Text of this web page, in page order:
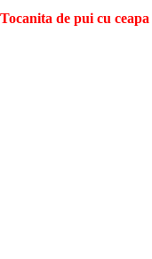
Tocanita de pui cu ceapa